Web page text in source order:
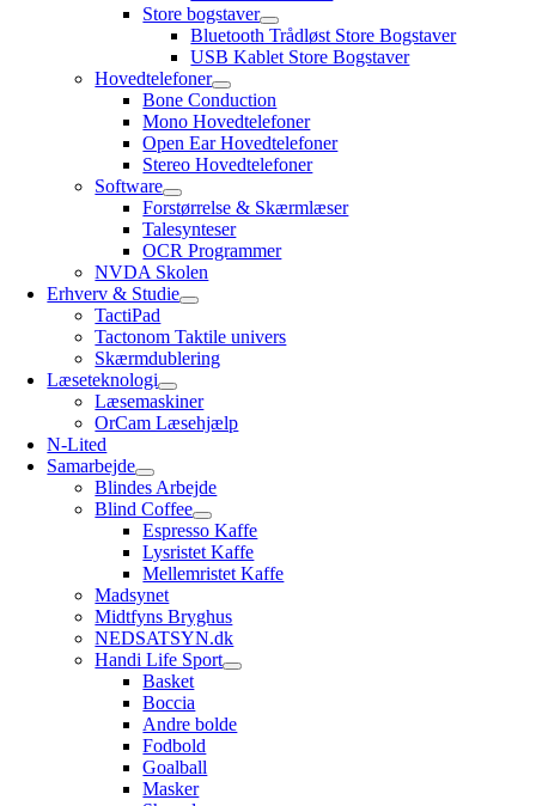
Store bogstaver
Bluetooth Trådløst Store Bogstaver
USB Kablet Store Bogstaver
Hovedtelefoner
Bone Conduction
Mono Hovedtelefoner
Open Ear Hovedtelefoner
Stereo Hovedtelefoner
Software
Forstørrelse & Skærmlæser
Talesynteser
OCR Programmer
NVDA Skolen
Erhverv & Studie
TactiPad
Tactonom Taktile univers
Skærmdublering
Læseteknologi
Læsemaskiner
OrCam Læsehjælp
N-Lited
Samarbejde
Blindes Arbejde
Blind Coffee
Espresso Kaffe
Lysristet Kaffe
Mellemristet Kaffe
Madsynet
Midtfyns Bryghus
NEDSATSYN.dk
Handi Life Sport
Basket
Boccia
Andre bolde
Fodbold
Goalball
Masker